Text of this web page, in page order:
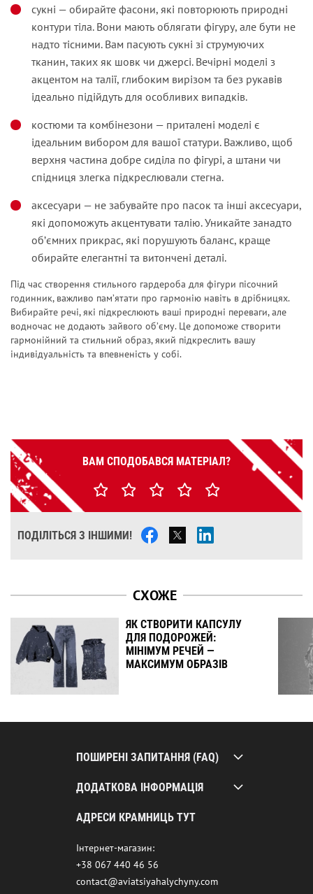
сукні — обирайте фасони, які повторюють природні
контури тіла. Вони мають облягати фігуру, але бути не
надто тісними. Вам пасують сукні зі струмуючих
тканин, таких як шовк чи джерсі. Вечірні моделі з
акцентом на талії, глибоким вирізом та без рукавів
ідеально підійдуть для особливих випадків.
костюми та комбінезони — приталені моделі є
ідеальним вибором для вашої статури. Важливо, щоб
верхня частина добре сиділа по фігурі, а штани чи
спідниця злегка підкреслювали стегна.
аксесуари — не забувайте про пасок та інші аксесуари,
які допоможуть акцентувати талію. Уникайте занадто
об’ємних прикрас, які порушують баланс, краще
обирайте елегантні та витончені деталі.
Під час створення стильного гардероба для фігури пісочний
годинник, важливо пам’ятати про гармонію навіть в дрібницях.
Вибирайте речі, які підкреслюють ваші природні переваги, але
водночас не додають зайвого об’єму. Це допоможе створити
гармонійний та стильний образ, який підкреслить вашу
індивідуальність та впевненість у собі.
ВАМ СПОДОБАВСЯ МАТЕРІАЛ?
ПОДІЛІТЬСЯ З ІНШИМИ!
СХОЖЕ
ЯК СТВОРИТИ КАПСУЛУ
ДЛЯ ПОДОРОЖЕЙ:
МІНІМУМ РЕЧЕЙ —
МАКСИМУМ ОБРАЗІВ
ПОШИРЕНІ ЗАПИТАННЯ (FAQ)
ДОДАТКОВА ІНФОРМАЦІЯ
АДРЕСИ КРАМНИЦЬ ТУТ
Інтернет-магазин:
+38 067 440 46 56
contact@aviatsiyahalychyny.com